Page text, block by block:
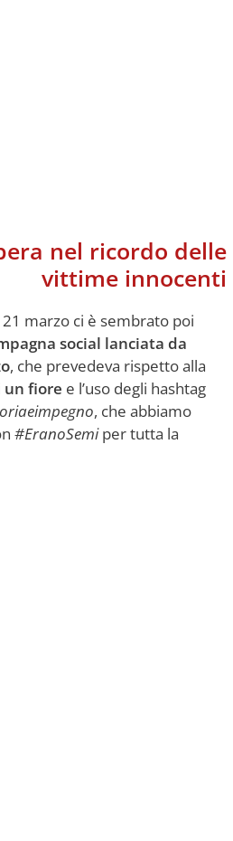
nel ricordo delle
vittime innocenti
marzo ci è sembrato poi
social lanciata da
, che prevedeva rispetto alla
un fiore e l’uso degli hashtag
, che abbiamo
#EranoSemiper tutta la